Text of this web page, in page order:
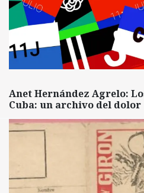
Anet Hernández Agrelo:
Cuba: un archivo del dolor